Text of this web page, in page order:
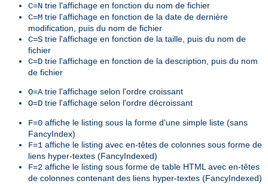
C=N trie l'affichage en fonction du nom de fichier
C=M trie l'affichage en fonction de la date de dernière
modification, puis du nom de fichier
C=S trie l'affichage en fonction de la taille, puis du nom de
fichier
C=D trie l'affichage en fonction de la description, puis du nom
de fichier
O=Atrie l'affichage selon l'ordre croissant
O=D trie l'affichage selon l'ordre décroissant
F=0 affiche le listing sous la forme d'une simple liste (sans
FancyIndex)
F=1 affiche le listing avec en-têtes de colonnes sous forme de
liens hyper-textes (FancyIndexed)
F=2 affiche le listing sous forme de table HTML avec en-têtes
de colonnes contenant des liens hyper-textes (FancyIndexed)